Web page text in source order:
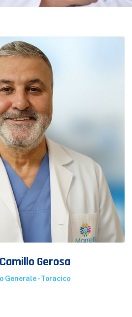
Gerosa
Generale - Toracico